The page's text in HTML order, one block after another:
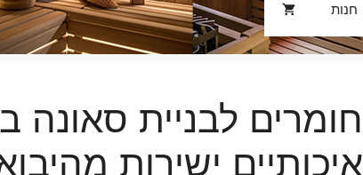
חנות
חומרים לבניית סאונה
איכותיים ישירות